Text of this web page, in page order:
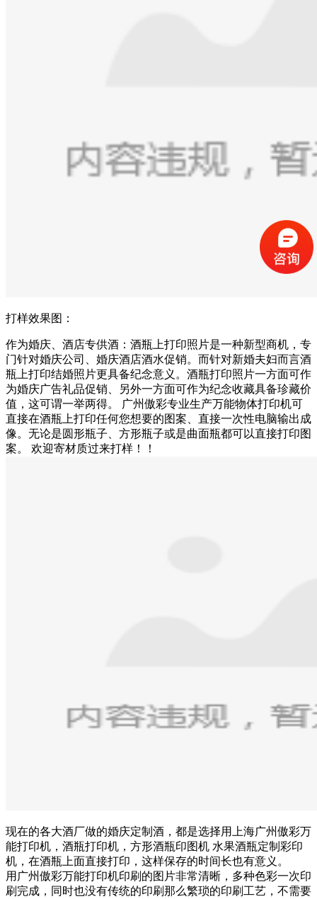
打样效果图：
作为婚庆、酒店专供酒：酒瓶上打印照片是一种新型商机，专
门针对婚庆公司、婚庆酒店酒水促销。而针对新婚夫妇而言酒
瓶上打印结婚照片更具备纪念意义。酒瓶打印照片一方面可作
为婚庆广告礼品促销、另外一方面可作为纪念收藏具备珍藏价
值，这可谓一举两得。 广州傲彩专业生产万能物体打印机可
直接在酒瓶上打印任何您想要的图案、直接一次性电脑输出成
像。无论是圆形瓶子、方形瓶子或是曲面瓶都可以直接打印图
案。 欢迎寄材质过来打样！！
现在的各大酒厂做的婚庆定制酒，都是选择用上海广州傲彩万
能打印机，酒瓶打印机，方形酒瓶印图机 水果酒瓶定制彩印
机，在酒瓶上面直接打印，这样保存的时间长也有意义。
用广州傲彩万能打印机印刷的图片非常清晰，多种色彩一次印
刷完成，同时也没有传统的印刷那么繁琐的印刷工艺，不需要